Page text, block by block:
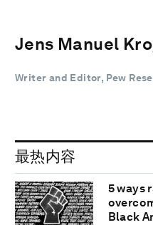
Jens Manuel
Writer and Editor, Pew
最热内容
5 ways
Black